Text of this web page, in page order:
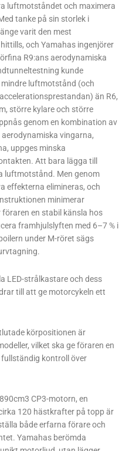
luftmotståndet och maximera
tanke på sin storlek i
varit den mest
och Yamahas ingenjörer
R9:ans aerodynamiska
kunde
luftmotstånd (och
än R6,
större kylare och större
genom en kombination av
vingarna,
uppges minska
Att bara lägga till
luftmotstånd. Men genom
effekterna elimineras, och
minimerar
en stabil känsla hos
framhjulslyften med 6–7 % i
under M-röret sägs
LED-strålkastare och dess
till att ge motorcykeln ett
körpositionen är
vilket ska ge föraren en
kontroll över
CP3-motorn, en
120 hästkrafter på topp är
både erfarna förare och
Yamahas berömda